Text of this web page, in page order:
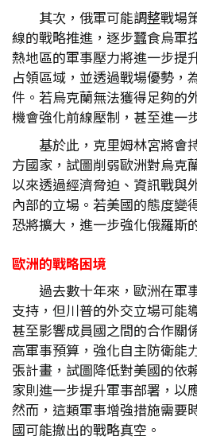
其次，俄軍可能調整戰場
線的戰略推進，逐步蠶食烏軍
熱地區的軍事壓力將進一步提
占領區域，並透過戰場優勢，
件。若烏克蘭無法獲得足夠的
機會強化前線壓制，甚至進一
基於此，克里姆林宮將會
方國家，試圖削弱歐洲對烏克
以來透過經濟脅迫、資訊戰與
內部的立場。若美國的態度變
恐將擴大，進一步強化俄羅斯
歐洲的戰略困境
過去數十年來，歐洲在軍
支持，但川普的外交立場可能
甚至影響成員國之間的合作關
高軍事預算，強化自主防衛能
張計畫，試圖降低對美國的依
家則進一步提升軍事部署，以
然而，這類軍事增強措施需要
國可能撤出的戰略真空。